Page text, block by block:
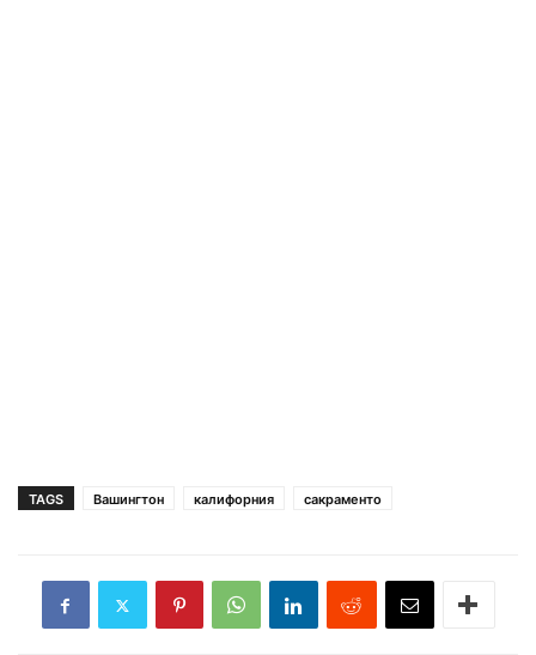
TAGS Вашингтон калифорния сакраменто